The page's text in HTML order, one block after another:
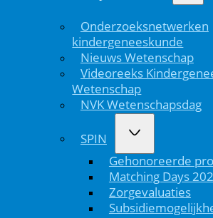
Onderzoeksnetwerken
kindergeneeskunde
Nieuws Wetenschap
Videoreeks
Wetenschap
NVK Wetenschapsdag
SPIN
Gehonoreerde
Matching Days
Zorgevaluaties